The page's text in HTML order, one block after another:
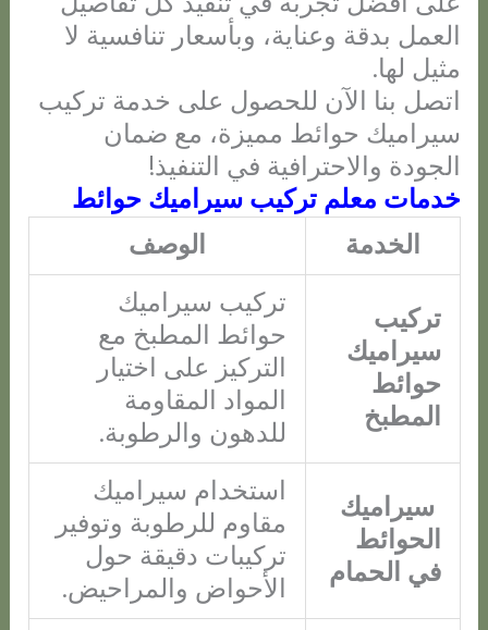
العمل بدقة وعناية، وبأسعار تنافسية لا
مثيل لها.
اتصل بنا الآن للحصول على خدمة تركيب
سيراميك حوائط مميزة، مع ضمان
الجودة والاحترافية في التنفيذ!
خدمات معلم تركيب سيراميك حوائط
الخدمة
الوصف
تركيب
سيراميك
حوائط
المطبخ
تركيب سيراميك
حوائط المطبخ مع
التركيز على اختيار
المواد المقاومة
للدهون والرطوبة.
سيراميك
الحوائط
في الحمام
استخدام سيراميك
مقاوم للرطوبة وتوفير
تركيبات دقيقة حول
الأحواض والمراحيض.